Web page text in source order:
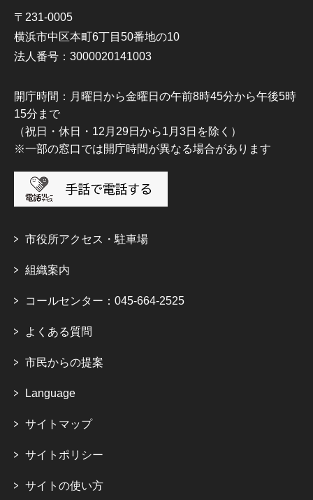
〒231-0005
横浜市中区本町6丁目50番地の10
法人番号：3000020141003
開庁時間：月曜日から金曜日の午前8時45分から午後5時
15分まで
（祝日・休日・12月29日から1月3日を除く）
※一部の窓口では開庁時間が異なる場合があります
市役所アクセス・駐車場
組織案内
コールセンター：045-664-2525
よくある質問
市民からの提案
Language
サイトマップ
サイトポリシー
サイトの使い方